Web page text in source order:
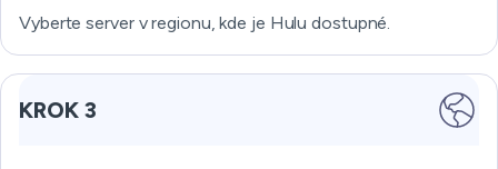
Vyberte server v regionu, kde je Hulu dostupné.
KROK 3